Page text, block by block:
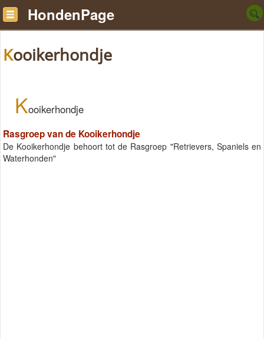
HondenPage
Kooikerhondje
Kooikerhondje
Rasgroep van de Kooikerhondje
De Kooikerhondje behoort tot de Rasgroep "Retrievers, Spaniels en
Waterhonden"